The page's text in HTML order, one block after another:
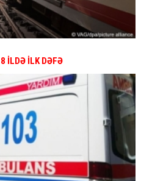
İLDƏ İLK DƏFƏ